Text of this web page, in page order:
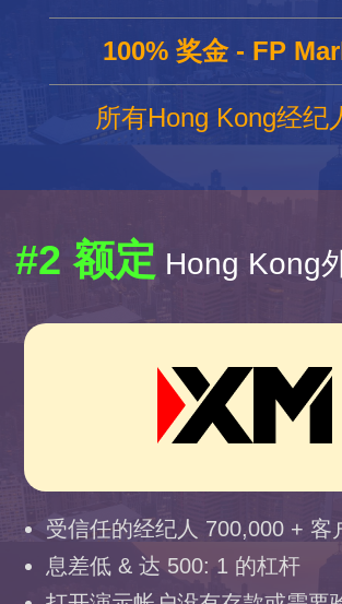
100% 奖金 - FP
所有Hong Kong经纪
#2 额定 Hong Kong
受信任的经纪人 700,000 + 客
息差低 & 达 500: 1 的杠杆